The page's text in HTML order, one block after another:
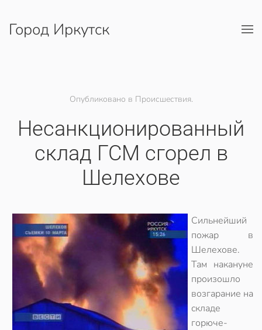
Перейти к содержимому
Город Иркутск
Опубликовано в Происшествия.
Несанкционированный
склад ГСМ сгорел в
Шелехове
Сильнейший
пожар в
Шелехове.
Там накануне
произошло
возгарание на
складе
горюче-